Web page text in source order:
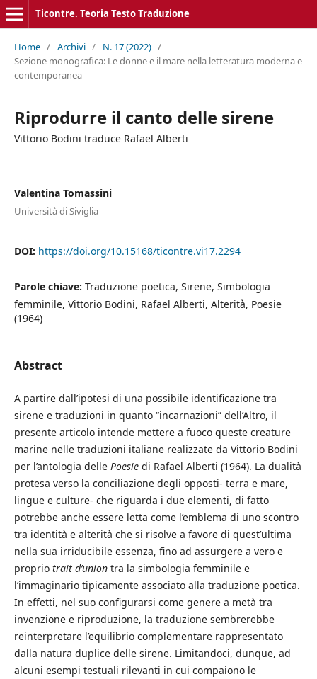
Ticontre. Teoria Testo Traduzione
Home / Archivi / N. 17 (2022) /
Sezione monografica: Le donne e il mare nella letteratura moderna e
contemporanea
Riprodurre il canto delle sirene
Vittorio Bodini traduce Rafael Alberti
Valentina Tomassini
Università di Siviglia
DOI: https://doi.org/10.15168/ticontre.vi17.2294
Parole chiave: Traduzione poetica, Sirene, Simbologia
femminile, Vittorio Bodini, Rafael Alberti, Alterità, Poesie
(1964)
Abstract
A partire dall’ipotesi di una possibile identificazione tra
sirene e traduzioni in quanto “incarnazioni” dell’Altro, il
presente articolo intende mettere a fuoco queste creature
marine nelle traduzioni italiane realizzate da Vittorio Bodini
per l’antologia delle Poesiedi Rafael Alberti (1964). La dualità
protesa verso la conciliazione degli opposti- terra e mare,
lingue e culture- che riguarda i due elementi, di fatto
potrebbe anche essere letta come l’emblema di uno scontro
tra identità e alterità che si risolve a favore di quest’ultima
nella sua irriducibile essenza, fino ad assurgere a vero e
proprio trait d’uniontra la simbologia femminile e
l’immaginario tipicamente associato alla traduzione poetica.
In effetti, nel suo configurarsi come genere a metà tra
invenzione e riproduzione, la traduzione sembrerebbe
reinterpretare l’equilibrio complementare rappresentato
dalla natura duplice delle sirene. Limitandoci, dunque, ad
alcuni esempi testuali rilevanti in cui compaiono le